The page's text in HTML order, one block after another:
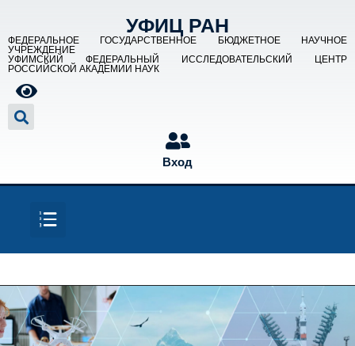
УФИЦ РАН
ФЕДЕРАЛЬНОЕ ГОСУДАРСТВЕННОЕ БЮДЖЕТНОЕ НАУЧНОЕ
УЧРЕЖДЕНИЕ
УФИМСКИЙ ФЕДЕРАЛЬНЫЙ ИССЛЕДОВАТЕЛЬСКИЙ ЦЕНТР
РОССИЙСКОЙ АКАДЕМИИ НАУК
Вход